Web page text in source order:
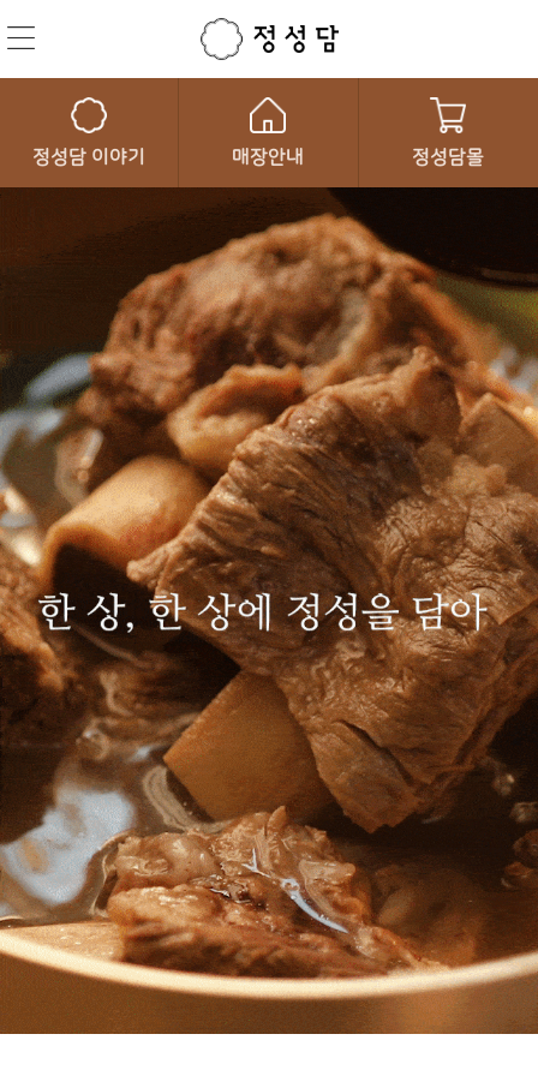
정성담 이야기 매장안내 정성담몰